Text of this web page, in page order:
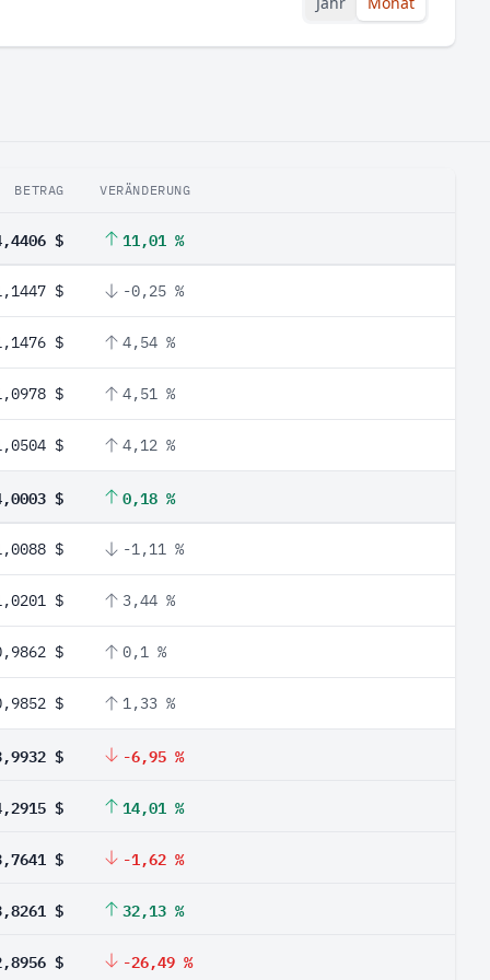
BETRAG VERÄNDERUNG
$ 11,01 %
$ -0,25 %
$ 4,54 %
$ 4,51 %
$ 4,12 %
$ 0,18 %
$ -1,11 %
$ 3,44 %
$ 0,1 %
$ 1,33 %
$ -6,95 %
$ 14,01 %
$ -1,62 %
$ 32,13 %
$ -26,49 %